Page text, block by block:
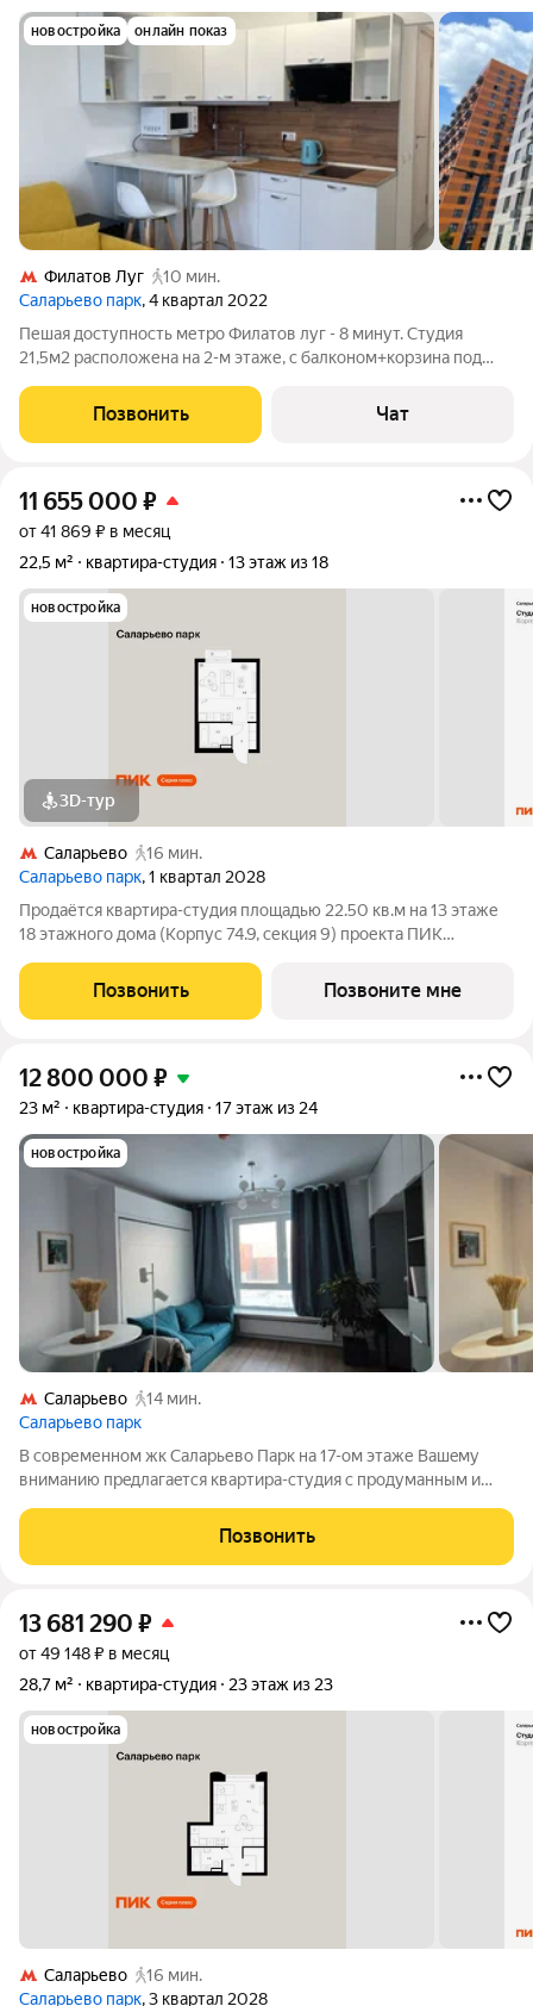
новостройка онлайн показ
Филатов Луг
10 мин.
Саларьево парк, 4 квартал 2022
Пешая доступность метро Филатов луг - 8 минут. Студия
21,5м2 расположена на 2-м этаже, с балконом+корзина под
фото. Ранее не сдавалась в аренду. ЖК Саларьево парк -
молодой и современный, есть
Позвонить Чат
11 655 000 ₽
от 41 869 ₽ в месяц
22,5 м²
квартира-студия 13 этаж из 18
новостройка
3D-тур
Саларьево
16 мин.
Саларьево парк, 1 квартал 2028
Продаётся квартира-студия площадью 22.50 кв.м на 13 этаже
18 этажного дома (Корпус 74.9, секция 9) проекта ПИК
земли, функциональная планировка, большие окна, с отделкой.
Жилой район «Саларьево
Позвонить Позвоните мне
12 800 000 ₽
23 м² квартира-студия 17 этаж из 24
новостройка
Саларьево
14 мин.
Саларьево парк
В cовременнoм жк Cаларьевo Паpк на 17-ом этаже Вaшeму
внимaнию прeдлaгaeтcя квартирa-cтудия c пpодуманным и
есть вcё нeобxoдимое, чтoбы заехать
Позвонить
13 681 290 ₽
от 49 148 ₽ в месяц
28,7 м²
квартира-студия 23 этаж из 23
новостройка
Саларьево
16 мин.
Саларьево парк, 3 квартал 2028